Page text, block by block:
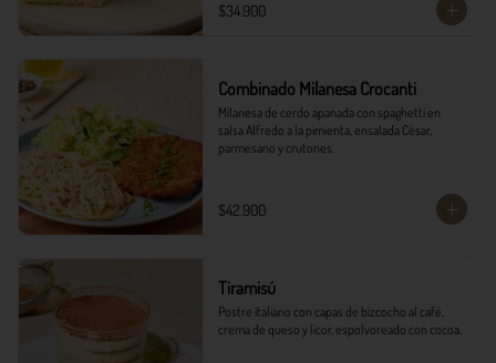
$34.900
Combinado Milanesa Crocanti
Milanesa de cerdo apanada con spaghetti en
salsa Alfredo a la pimienta, ensalada César,
parmesano y crutones.
$42.900
Tiramisú
Postre italiano con capas de bizcocho al café,
crema de queso y licor, espolvoreado con cocoa.